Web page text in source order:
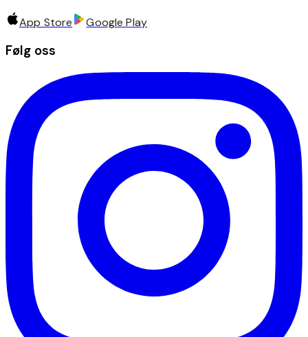
App Store Google Play
Følg oss